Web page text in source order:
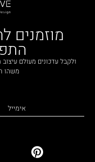
מוזמנים
ולקבל עדכונים מעולם
משהו